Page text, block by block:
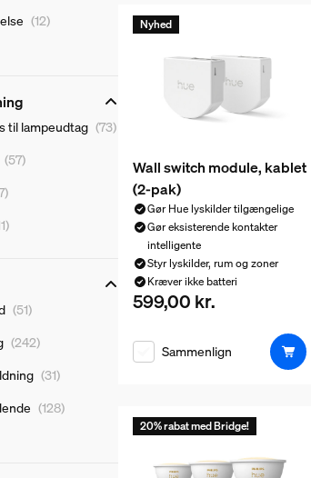
(12)
til lampeudtag (73)
(57)
(51)
(242)
(31)
(128)
Nyhed
Wall switch module, kablet
(2-pak)
Gør Hue lyskilder tilgængelige
Gør eksisterende kontakter
intelligente
Styr lyskilder, rum og zoner
Kræver ikke batteri
Nuværende pris er 599,00 kr.
599,00 kr.
Sammenlign
20% rabat med Bridge!